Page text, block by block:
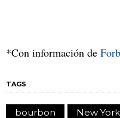
*Con información de
TAGS
bourbon New